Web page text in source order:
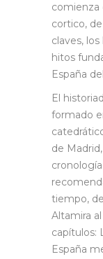
comienza
cortico,
claves,
hitos
España
El
formado
de
tiempo,
Altamira
capítulos:
España